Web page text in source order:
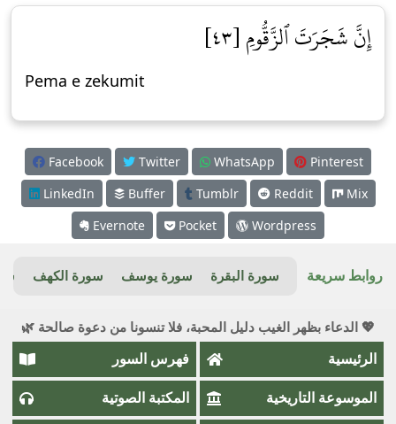
إِنَّ شَجَرَتَ ٱلزَّقُّومِ [٤٣]
Pema e zekumit
Facebook Twitter WhatsApp
Pinterest
LinkedIn
Buffer Tumblr Reddit
Mix
Evernote
Pocket Wordpress
روابط سريعة سورة البقرة سورة يوسف سورة الكهف
💖 الدعاء بظهر الغيب دليل المحبة، فلا تنسونا من دعوة صالحة 🌿
الرئيسية فهرس السور
الموسوعة التاريخية المكتبة الصوتية